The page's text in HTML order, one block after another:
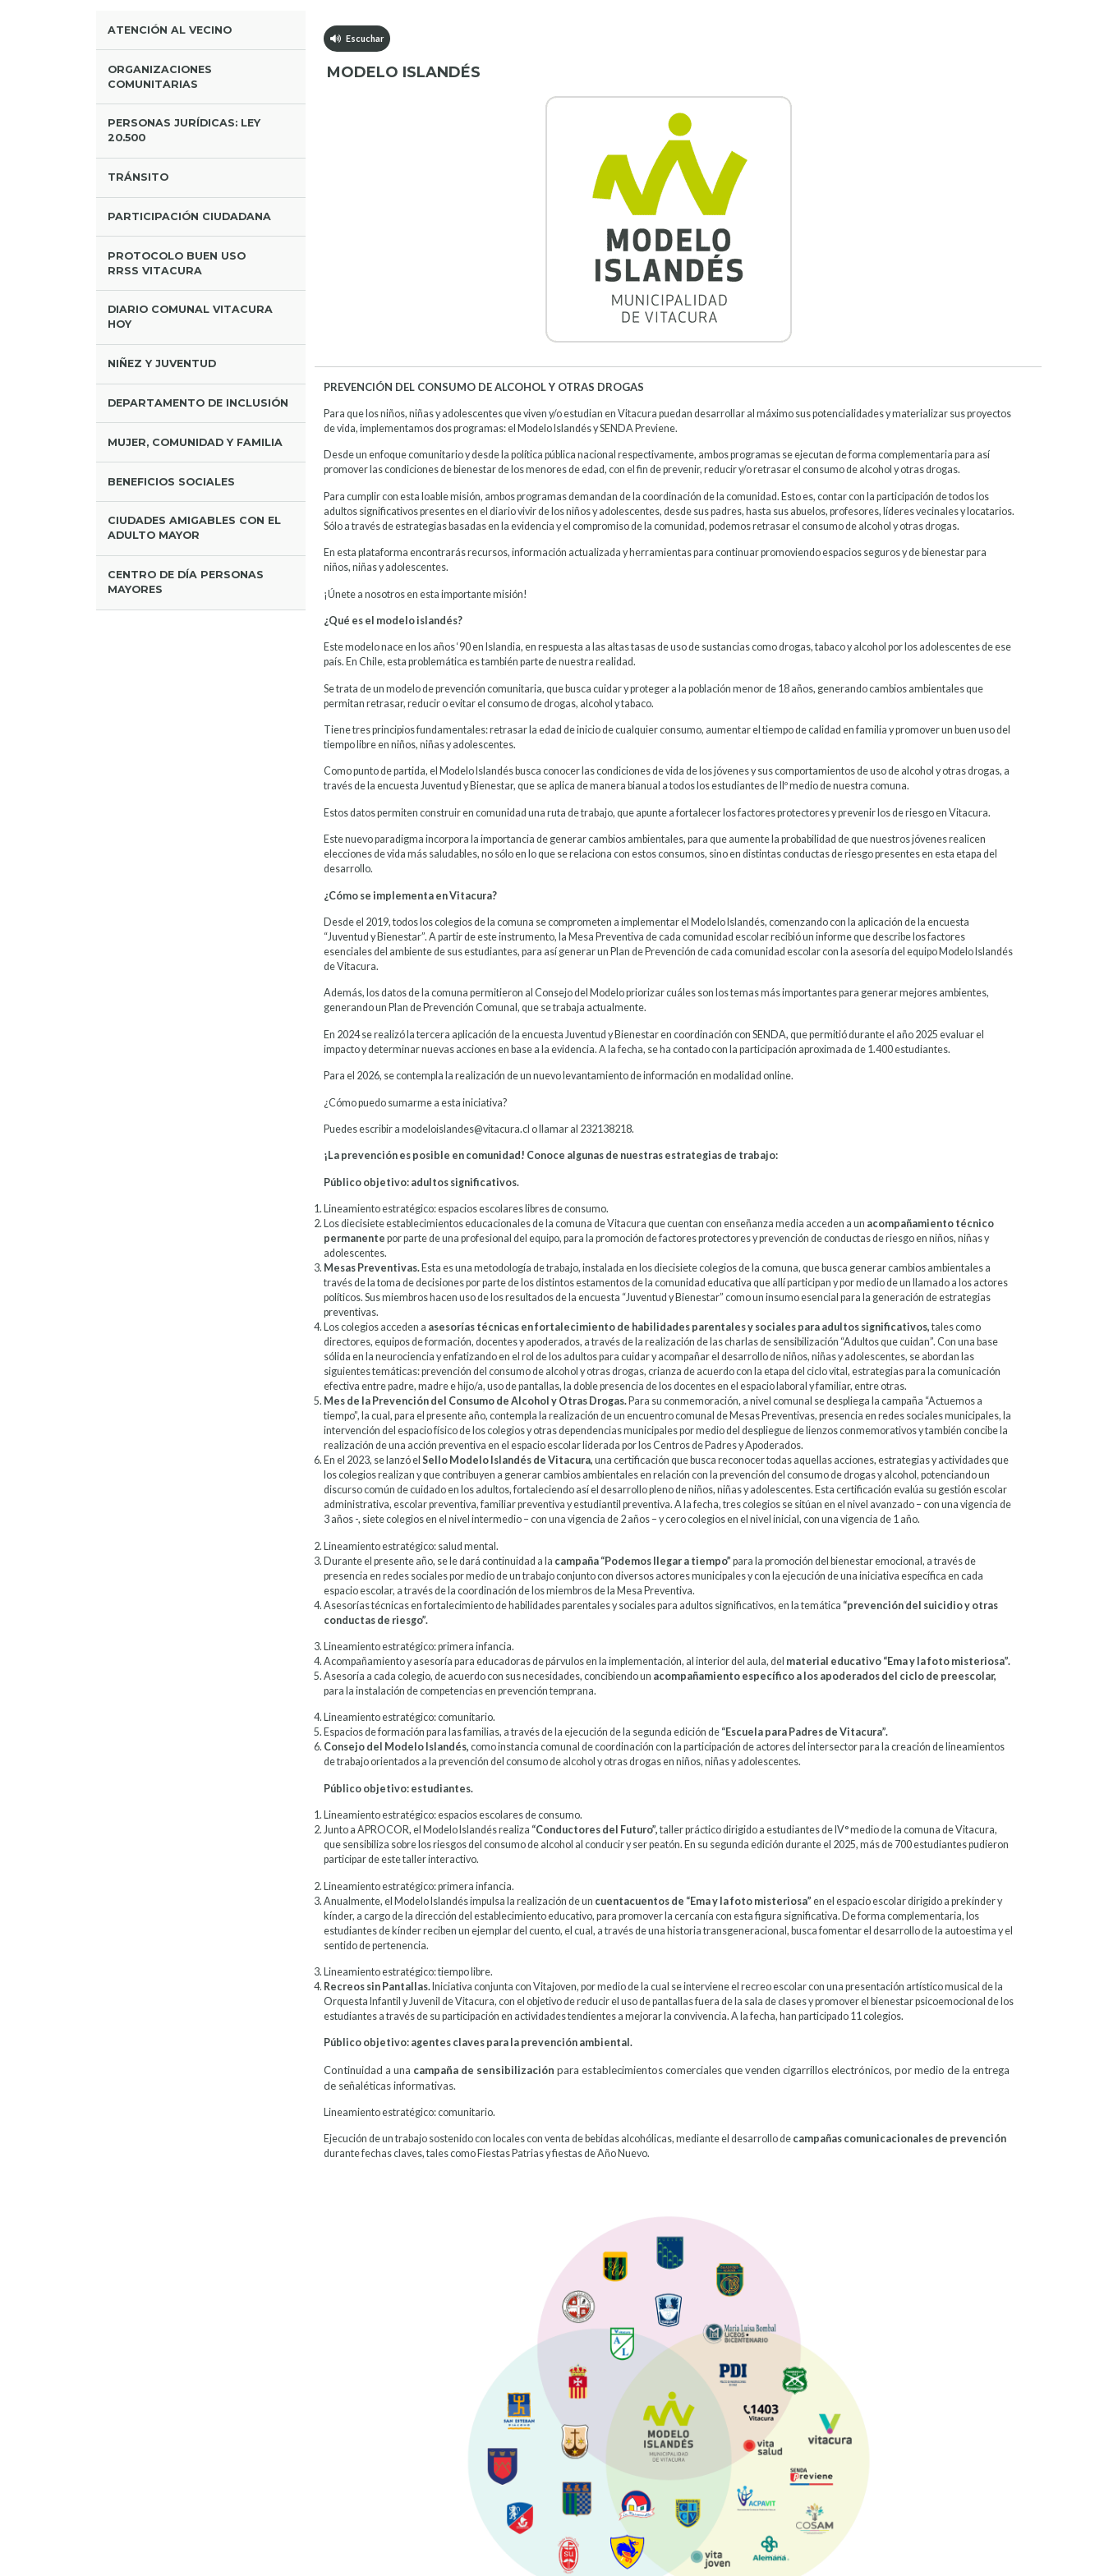
ATENCIÓN AL VECINO
ORGANIZACIONES
COMUNITARIAS
PERSONAS JURÍDICAS: LEY
20.500
TRÁNSITO
PARTICIPACIÓN CIUDADANA
PROTOCOLO BUEN USO
RRSS VITACURA
DIARIO COMUNAL VITACURA
HOY
NIÑEZ Y JUVENTUD
DEPARTAMENTO DE INCLUSIÓN
MUJER, COMUNIDAD Y FAMILIA
BENEFICIOS SOCIALES
CIUDADES AMIGABLES CON EL
ADULTO MAYOR
CENTRO DE DÍA PERSONAS
MAYORES
Escuchar
MODELO ISLANDÉS
PREVENCIÓN DEL CONSUMO DE ALCOHOL Y OTRAS DROGAS
Para que los niños, niñas y adolescentes que viven y/o estudian en Vitacura puedan desarrollar al máximo sus potencialidades y materializar sus proyectos
de vida, implementamos dos programas: el Modelo Islandés y SENDA Previene.
Desde un enfoque comunitario y desde la política pública nacional respectivamente, ambos programas se ejecutan de forma complementaria para así
promover las condiciones de bienestar de los menores de edad, con el fin de prevenir, reducir y/o retrasar el consumo de alcohol y otras drogas.
Para cumplir con esta loable misión, ambos programas demandan de la coordinación de la comunidad. Esto es, contar con la participación de todos los
adultos significativos presentes en el diario vivir de los niños y adolescentes, desde sus padres, hasta sus abuelos, profesores, líderes vecinales y locatarios.
Sólo a través de estrategias basadas en la evidencia y el compromiso de la comunidad, podemos retrasar el consumo de alcohol y otras drogas.
En esta plataforma encontrarás recursos, información actualizada y herramientas para continuar promoviendo espacios seguros y de bienestar para
niños, niñas y adolescentes.
¡Únete a nosotros en esta importante misión!
¿Qué es el modelo islandés?
Este modelo nace en los años ‘90 en Islandia, en respuesta a las altas tasas de uso de sustancias como drogas, tabaco y alcohol por los adolescentes de ese
país. En Chile, esta problemática es también parte de nuestra realidad.
Se trata de un modelo de prevención comunitaria, que busca cuidar y proteger a la población menor de 18 años, generando cambios ambientales que
permitan retrasar, reducir o evitar el consumo de drogas, alcohol y tabaco.
Tiene tres principios fundamentales: retrasar la edad de inicio de cualquier consumo, aumentar el tiempo de calidad en familia y promover un buen uso del
tiempo libre en niños, niñas y adolescentes.
Como punto de partida, el Modelo Islandés busca conocer las condiciones de vida de los jóvenes y sus comportamientos de uso de alcohol y otras drogas, a
través de la encuesta Juventud y Bienestar, que se aplica de manera bianual a todos los estudiantes de IIº medio de nuestra comuna.
Estos datos permiten construir en comunidad una ruta de trabajo, que apunte a fortalecer los factores protectores y prevenir los de riesgo en Vitacura.
Este nuevo paradigma incorpora la importancia de generar cambios ambientales, para que aumente la probabilidad de que nuestros jóvenes realicen
elecciones de vida más saludables, no sólo en lo que se relaciona con estos consumos, sino en distintas conductas de riesgo presentes en esta etapa del
desarrollo.
¿Cómo se implementa en Vitacura?
Desde el 2019, todos los colegios de la comuna se comprometen a implementar el Modelo Islandés, comenzando con la aplicación de la encuesta
“Juventud y Bienestar”. A partir de este instrumento, la Mesa Preventiva de cada comunidad escolar recibió un informe que describe los factores
esenciales del ambiente de sus estudiantes, para así generar un Plan de Prevención de cada comunidad escolar con la asesoría del equipo Modelo Islandés
de Vitacura.
Además, los datos de la comuna permitieron al Consejo del Modelo priorizar cuáles son los temas más importantes para generar mejores ambientes,
generando un Plan de Prevención Comunal, que se trabaja actualmente.
En 2024 se realizó la tercera aplicación de la encuesta Juventud y Bienestar en coordinación con SENDA, que permitió durante el año 2025 evaluar el
impacto y determinar nuevas acciones en base a la evidencia. A la fecha, se ha contado con la participación aproximada de 1.400 estudiantes.
Para el 2026, se contempla la realización de un nuevo levantamiento de información en modalidad online.
¿Cómo puedo sumarme a esta iniciativa?
Puedes escribir a modeloislandes@vitacura.cl o llamar al 232138218.
¡La prevención es posible en comunidad! Conoce algunas de nuestras estrategias de trabajo:
Público objetivo: adultos significativos.
Lineamiento estratégico: espacios escolares libres de consumo.
Los diecisiete establecimientos educacionales de la comuna de Vitacura que cuentan con enseñanza media acceden a un acompañamiento técnico
permanente por parte de una profesional del equipo, para la promoción de factores protectores y prevención de conductas de riesgo en niños, niñas y
adolescentes.
Mesas Preventivas. Esta es una metodología de trabajo, instalada en los diecisiete colegios de la comuna, que busca generar cambios ambientales a
través de la toma de decisiones por parte de los distintos estamentos de la comunidad educativa que allí participan y por medio de un llamado a los actores
políticos. Sus miembros hacen uso de los resultados de la encuesta “Juventud y Bienestar” como un insumo esencial para la generación de estrategias
preventivas.
Los colegios acceden a asesorías técnicas en fortalecimiento de habilidades parentales y sociales para adultos significativos,tales como
directores, equipos de formación, docentes y apoderados, a través de la realización de las charlas de sensibilización “Adultos que cuidan”. Con una base
sólida en la neurociencia y enfatizando en el rol de los adultos para cuidar y acompañar el desarrollo de niños, niñas y adolescentes, se abordan las
siguientes temáticas: prevención del consumo de alcohol y otras drogas, crianza de acuerdo con la etapa del ciclo vital, estrategias para la comunicación
efectiva entre padre, madre e hijo/a, uso de pantallas, la doble presencia de los docentes en el espacio laboral y familiar, entre otras.
Mes de la Prevención del Consumo de Alcohol y Otras Drogas. Para su conmemoración, a nivel comunal se despliega la campaña “Actuemos a
tiempo”, la cual, para el presente año, contempla la realización de un encuentro comunal de Mesas Preventivas, presencia en redes sociales municipales, la
intervención del espacio físico de los colegios y otras dependencias municipales por medio del despliegue de lienzos conmemorativos y también concibe la
realización de una acción preventiva en el espacio escolar liderada por los Centros de Padres y Apoderados.
En el 2023, se lanzó el Sello Modelo Islandés de Vitacura, una certificación que busca reconocer todas aquellas acciones, estrategias y actividades que
los colegios realizan y que contribuyen a generar cambios ambientales en relación con la prevención del consumo de drogas y alcohol, potenciando un
discurso común de cuidado en los adultos, fortaleciendo así el desarrollo pleno de niños, niñas y adolescentes. Esta certificación evalúa su gestión escolar
administrativa, escolar preventiva, familiar preventiva y estudiantil preventiva. A la fecha, tres colegios se sitúan en el nivel avanzado – con una vigencia de
3 años -, siete colegios en el nivel intermedio – con una vigencia de 2 años – y cero colegios en el nivel inicial, con una vigencia de 1 año.
Lineamiento estratégico: salud mental.
Durante el presente año, se le dará continuidad a la campaña “Podemos llegar a tiempo” para la promoción del bienestar emocional, a través de
presencia en redes sociales por medio de un trabajo conjunto con diversos actores municipales y con la ejecución de una iniciativa específica en cada
espacio escolar, a través de la coordinación de los miembros de la Mesa Preventiva.
Asesorías técnicas en fortalecimiento de habilidades parentales y sociales para adultos significativos, en la temática “prevención del suicidio y otras
conductas de riesgo”.
Lineamiento estratégico: primera infancia.
Acompañamiento y asesoría para educadoras de párvulos en la implementación, al interior del aula, del material educativo “Ema y la foto misteriosa”.
Asesoría a cada colegio, de acuerdo con sus necesidades, concibiendo un acompañamiento específico a los apoderados del ciclo de preescolar,
para la instalación de competencias en prevención temprana.
Lineamiento estratégico: comunitario.
Espacios de formación para las familias, a través de la ejecución de la segunda edición de“Escuela para Padres de Vitacura”.
Consejo del Modelo Islandés, como instancia comunal de coordinación con la participación de actores del intersector para la creación de lineamientos
de trabajo orientados a la prevención del consumo de alcohol y otras drogas en niños, niñas y adolescentes.
Público objetivo: estudiantes.
Lineamiento estratégico: espacios escolares de consumo.
Junto a APROCOR, el Modelo Islandés realiza “Conductores del Futuro”,taller práctico dirigido a estudiantes de IV° medio de la comuna de Vitacura,
que sensibiliza sobre los riesgos del consumo de alcohol al conducir y ser peatón. En su segunda edición durante el 2025, más de 700 estudiantes pudieron
participar de este taller interactivo.
Lineamiento estratégico: primera infancia.
Anualmente, el Modelo Islandés impulsa la realización de un cuentacuentos de “Ema y la foto misteriosa” en el espacio escolar dirigido a prekínder y
kínder, a cargo de la dirección del establecimiento educativo, para promover la cercanía con esta figura significativa. De forma complementaria, los
estudiantes de kínder reciben un ejemplar del cuento, el cual, a través de una historia transgeneracional, busca fomentar el desarrollo de la autoestima y el
sentido de pertenencia.
Lineamiento estratégico: tiempo libre.
Recreos sin Pantallas.Iniciativa conjunta con Vitajoven, por medio de la cual se interviene el recreo escolar con una presentación artístico musical de la
Orquesta Infantil y Juvenil de Vitacura, con el objetivo de reducir el uso de pantallas fuera de la sala de clases y promover el bienestar psicoemocional de los
estudiantes a través de su participación en actividades tendientes a mejorar la convivencia. A la fecha, han participado 11 colegios.
Público objetivo: agentes claves para la prevención ambiental.
Continuidad a una campaña de sensibilización para establecimientos comerciales que venden cigarrillos electrónicos, por medio de la entrega
de señaléticas informativas.
Lineamiento estratégico: comunitario.
Ejecución de un trabajo sostenido con locales con venta de bebidas alcohólicas, mediante el desarrollo de campañas comunicacionales de prevención
durante fechas claves, tales como Fiestas Patrias y fiestas de Año Nuevo.